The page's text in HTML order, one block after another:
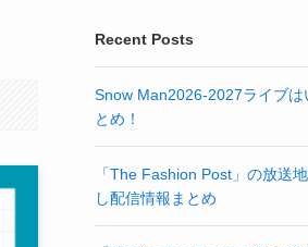
Recent Posts
Snow Man2026-2027ライブは
とめ！
「The Fashion Post」の放送
し配信情報まとめ